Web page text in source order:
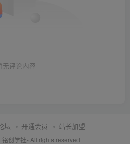
无评论内容
坛 开通会员 站长加盟
铭创学社- All rights reserved